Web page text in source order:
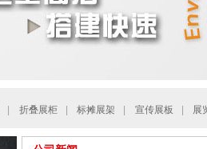
折叠展柜 标摊展架 宣传展板 展